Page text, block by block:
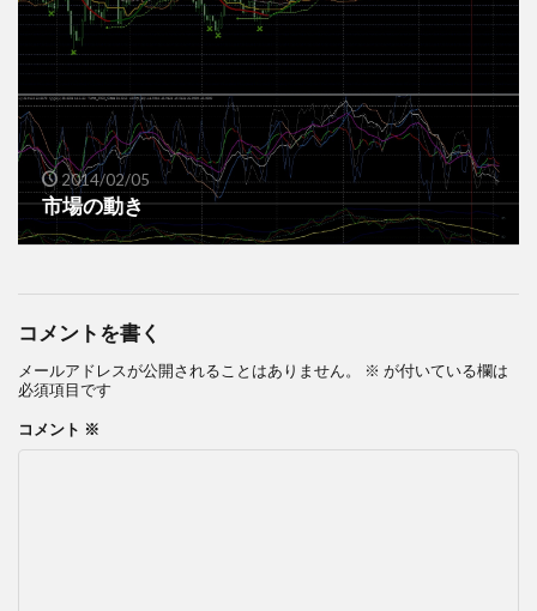
2014/02/05
市場の動き
コメントを書く
メールアドレスが公開されることはありません。 ※ が付いている欄は
必須項目です
コメント ※